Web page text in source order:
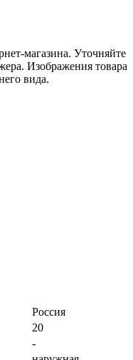
магазина. Уточняйте
Изображения товара
вида.
Россия
20
-